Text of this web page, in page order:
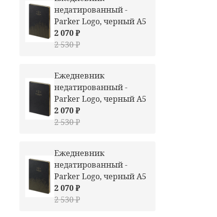
недатированный -
Parker Logo, черный А5
2 070 ₽
2 530 ₽
Ежедневник
недатированный -
Parker Logo, черный А5
2 070 ₽
2 530 ₽
Ежедневник
недатированный -
Parker Logo, черный А5
2 070 ₽
2 530 ₽